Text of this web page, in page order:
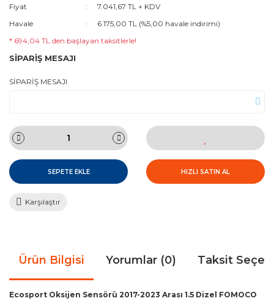
Fiyat
7.041,67 TL + KDV
Havale
6.175,00 TL (%5,00 havale indirimi)
* 694,04 TL den başlayan taksitlerle!
SİPARİŞ MESAJI
SİPARİŞ MESAJI
SEPETE EKLE HIZLI SATIN AL
Karşılaştır
Ürün Bilgisi Yorumlar (0) Taksit
Ecosport Oksijen Sensörü 2017-2023 Arası 1.5 Dizel FOMOCO